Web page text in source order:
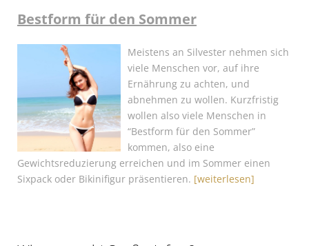
Bestform für den Sommer
Meistens an Silvester nehmen sich
viele Menschen vor, auf ihre
Ernährung zu achten, und
abnehmen zu wollen. Kurzfristig
wollen also viele Menschen in
“Bestform für den Sommer”
kommen, also eine
Gewichtsreduzierung erreichen und im Sommer einen
Sixpack oder Bikinifigur präsentieren. [weiterlesen]